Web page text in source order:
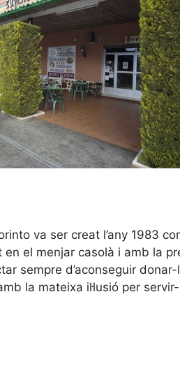
va ser creat l’any 1983
en el menjar casolà i amb la
sempre d’aconseguir
la mateixa il·lusió per